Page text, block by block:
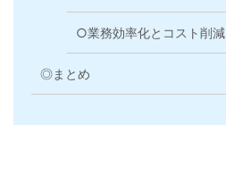
○業務効率化とコスト削減
◎まとめ